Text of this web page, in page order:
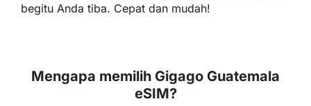
begitu Anda tiba. Cepat dan mudah!
Mengapa memilih Gigago Guatemala
eSIM?